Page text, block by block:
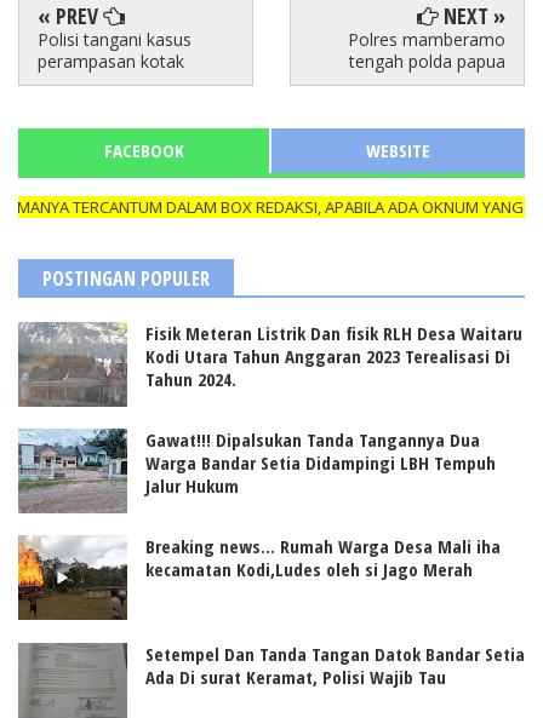
« PREV
Polisi tangani kasus
perampasan kotak
NEXT »
Polres mamberamo
tengah polda papua
FACEBOOK WEBSITE
TERCANTUM DALAM BOX REDAKSI, APABILA ADA OKNUM YANG
POSTINGAN POPULER
Fisik Meteran Listrik Dan fisik RLH Desa Waitaru
Kodi Utara Tahun Anggaran 2023 Terealisasi Di
Tahun 2024.
Gawat!!! Dipalsukan Tanda Tangannya Dua
Warga Bandar Setia Didampingi LBH Tempuh
Jalur Hukum
Breaking news... Rumah Warga Desa Mali iha
kecamatan Kodi,Ludes oleh si Jago Merah
Setempel Dan Tanda Tangan Datok Bandar Setia
Ada Di surat Keramat, Polisi Wajib Tau